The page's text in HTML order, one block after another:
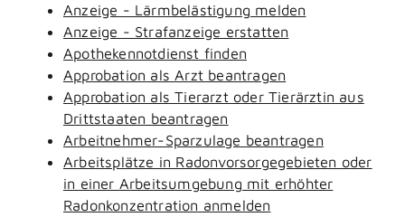
Anzeige - Lärmbelästigung melden
Anzeige - Strafanzeige erstatten
Apothekennotdienst finden
Approbation als Arzt beantragen
Approbation als Tierarzt oder Tierärztin aus
Drittstaaten beantragen
Arbeitnehmer-Sparzulage beantragen
Arbeitsplätze in Radonvorsorgegebieten oder
in einer Arbeitsumgebung mit erhöhter
Radonkonzentration anmelden